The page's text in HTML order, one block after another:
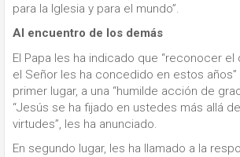
para la Iglesia y para el mundo”.
Al encuentro de los demás
El Papa les ha indicado que “reconocer el
el Señor les ha concedido en estos años”
primer lugar, a una “humilde acción de
“Jesús se ha fijado en ustedes más allá
virtudes”, les ha anunciado.
En segundo lugar, les ha llamado a la